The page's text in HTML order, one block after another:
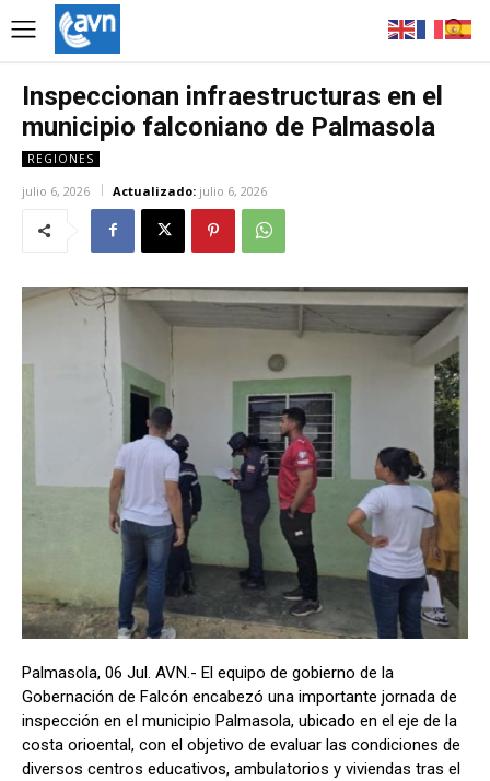
Inspeccionan infraestructuras en el
municipio falconiano de Palmasola
REGIONES
julio 6, 2026 Actualizado: julio 6, 2026
Palmasola, 06 Jul. AVN.- El equipo de gobierno de la
Gobernación de Falcón encabezó una importante jornada de
inspección en el municipio Palmasola, ubicado en el eje de la
costa orioental, con el objetivo de evaluar las condiciones de
diversos centros educativos, ambulatorios y viviendas tras el